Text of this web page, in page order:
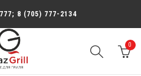
8 (705) 777-2134
0